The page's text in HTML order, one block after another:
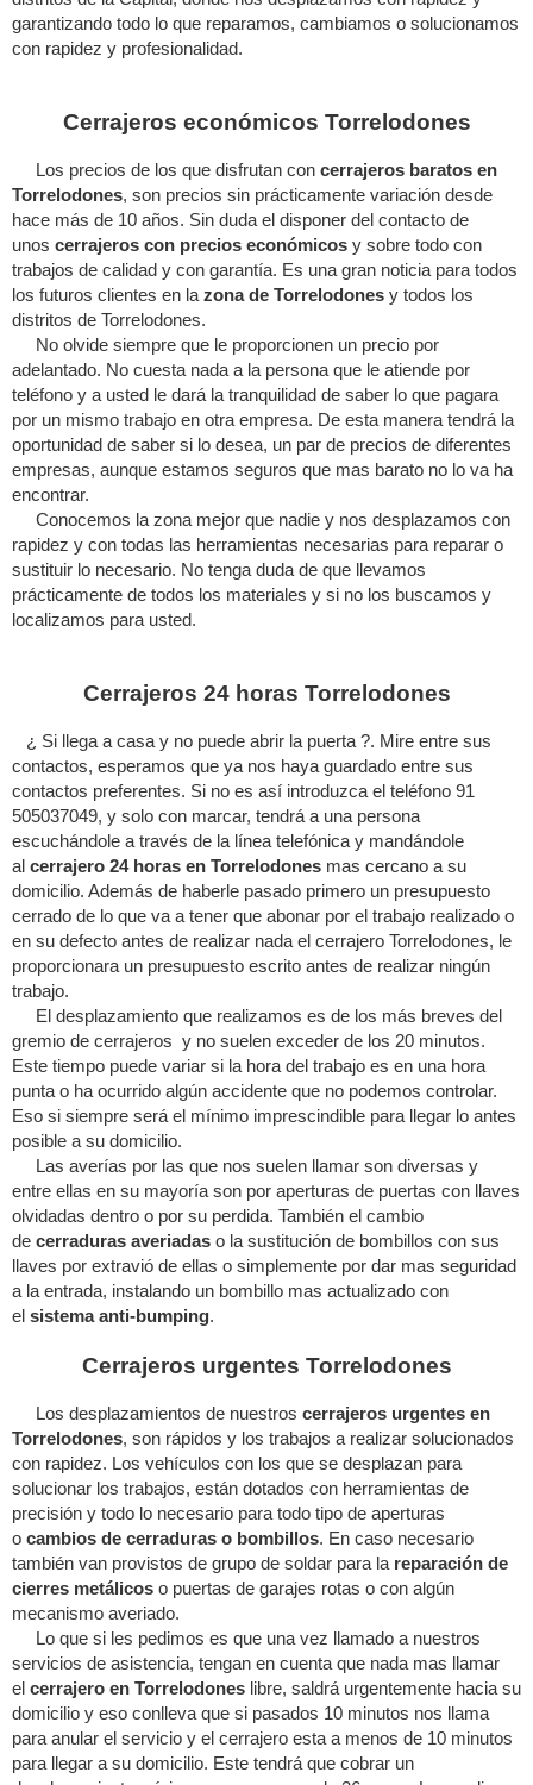
garantizando todo lo que reparamos, cambiamos o solucionamos
con rapidez y profesionalidad.
Cerrajeros económicos Torrelodones
Los precios de los que disfrutan con cerrajeros baratos en
Torrelodones, son precios sin prácticamente variación desde
hace más de 10 años. Sin duda el disponer del contacto de
unos cerrajeros con precios económicos y sobre todo con
trabajos de calidad y con garantía. Es una gran noticia para todos
los futuros clientes en la zona de Torrelodones y todos los
distritos de Torrelodones.
No olvide siempre que le proporcionen un precio por
adelantado. No cuesta nada a la persona que le atiende por
teléfono y a usted le dará la tranquilidad de saber lo que pagara
por un mismo trabajo en otra empresa. De esta manera tendrá la
oportunidad de saber si lo desea, un par de precios de diferentes
empresas, aunque estamos seguros que mas barato no lo va ha
encontrar.
Conocemos la zona mejor que nadie y nos desplazamos con
rapidez y con todas las herramientas necesarias para reparar o
sustituir lo necesario. No tenga duda de que llevamos
prácticamente de todos los materiales y si no los buscamos y
localizamos para usted.
Cerrajeros 24 horas Torrelodones
¿ Si llega a casa y no puede abrir la puerta ?. Mire entre sus
contactos, esperamos que ya nos haya guardado entre sus
contactos preferentes. Si no es así introduzca el teléfono 91
505037049, y solo con marcar, tendrá a una persona
escuchándole a través de la línea telefónica y mandándole
al cerrajero 24 horas en Torrelodones mas cercano a su
domicilio. Además de haberle pasado primero un presupuesto
cerrado de lo que va a tener que abonar por el trabajo realizado o
en su defecto antes de realizar nada el cerrajero Torrelodones, le
proporcionara un presupuesto escrito antes de realizar ningún
trabajo.
El desplazamiento que realizamos es de los más breves del
gremio de cerrajeros y no suelen exceder de los 20 minutos.
Este tiempo puede variar si la hora del trabajo es en una hora
punta o ha ocurrido algún accidente que no podemos controlar.
Eso si siempre será el mínimo imprescindible para llegar lo antes
posible a su domicilio.
Las averías por las que nos suelen llamar son diversas y
entre ellas en su mayoría son por aperturas de puertas con llaves
olvidadas dentro o por su perdida. También el cambio
de cerraduras averiadas o la sustitución de bombillos con sus
llaves por extravió de ellas o simplemente por dar mas seguridad
a la entrada, instalando un bombillo mas actualizado con
el sistema anti-bumping.
Cerrajeros urgentes Torrelodones
Los desplazamientos de nuestros cerrajeros urgentes en
Torrelodones, son rápidos y los trabajos a realizar solucionados
con rapidez. Los vehículos con los que se desplazan para
solucionar los trabajos, están dotados con herramientas de
precisión y todo lo necesario para todo tipo de aperturas
o cambios de cerraduras o bombillos. En caso necesario
también van provistos de grupo de soldar para la reparación de
cierres metálicos o puertas de garajes rotas o con algún
mecanismo averiado.
Lo que si les pedimos es que una vez llamado a nuestros
servicios de asistencia, tengan en cuenta que nada mas llamar
el cerrajero en Torrelodones libre, saldrá urgentemente hacia su
domicilio y eso conlleva que si pasados 10 minutos nos llama
para anular el servicio y el cerrajero esta a menos de 10 minutos
para llegar a su domicilio. Este tendrá que cobrar un